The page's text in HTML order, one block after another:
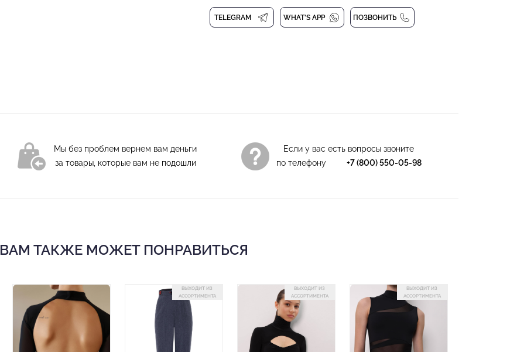
Деликатная стирка при 30 градусах
TELEGRAM WHAT'S APP ПОЗВОНИТЬ
Мы без проблем вернем вам деньги
за товары, которые вам не подошли
Если у вас есть вопросы звоните
по телефону
+7 (800) 550-05-98
ВАМ ТАКЖЕ МОЖЕТ ПОНРАВИТЬСЯ
ВЫХОДИТ ИЗ
АССОРТИМЕНТА
ВЫХОДИТ ИЗ
АССОРТИМЕНТА
ВЫХОДИТ ИЗ
АССОРТИМЕНТА